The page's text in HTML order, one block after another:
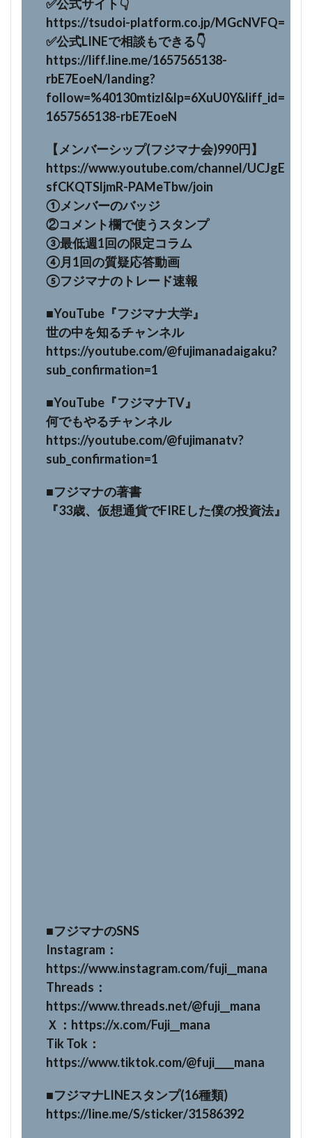
✅公式サイト👇️
https://tsudoi-platform.co.jp/MGcNVFQ=
✅公式LINEで相談もできる👇️
https://liff.line.me/1657565138-
rbE7EoeN/landing?
follow=%40130mtizl&lp=6XuU0Y&liff_id=
1657565138-rbE7EoeN
【メンバーシップ(フジマナ会)990円】
https://www.youtube.com/channel/UCJgE
sfCKQTSljmR-PAMeTbw/join
①メンバーのバッジ
②コメント欄で使うスタンプ
③最低週1回の限定コラム
④月1回の質疑応答動画
⑤フジマナのトレード速報
■YouTube『フジマナ大学』
世の中を知るチャンネル
https://youtube.com/@fujimanadaigaku?
sub_confirmation=1
■YouTube『フジマナTV』
何でもやるチャンネル
https://youtube.com/@fujimanatv?
sub_confirmation=1
■フジマナの著書
『33歳、仮想通貨でFIREした僕の投資法』
■フジマナのSNS
Instagram：
https://www.instagram.com/fuji__mana
Threads：
https://www.threads.net/@fuji__mana
Ｘ：https://x.com/Fuji__mana
Tik Tok：
https://www.tiktok.com/@fuji____mana
■フジマナLINEスタンプ(16種類)
https://line.me/S/sticker/31586392